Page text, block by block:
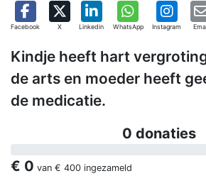
Facebook X Linkedin WhatsApp Instagram
Kindje heeft hart
de arts en moeder heeft
de medicatie.
0 donaties
€ 0 van € 400 ingezameld